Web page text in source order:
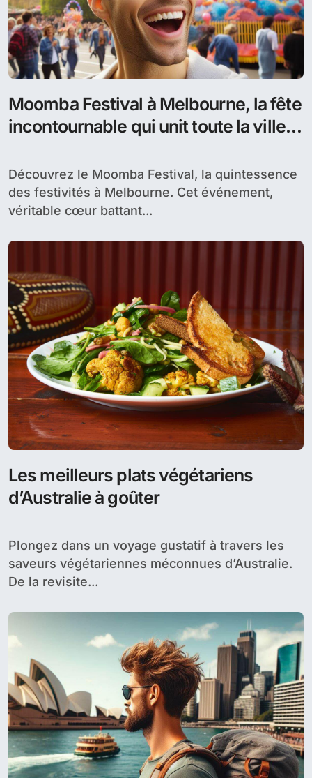
Moomba Festival à Melbourne, la fête
incontournable qui unit toute la ville
couleurs
Découvrez le Moomba Festival, la quintessence
des festivités à Melbourne. Cet événement,
véritable cœur battant...
Les meilleurs plats végétariens
d’Australie à goûter
Plongez dans un voyage gustatif à travers les
saveurs végétariennes méconnues d’Australie.
De la revisite...